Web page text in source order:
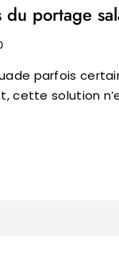
du portage
parfois
cette solution